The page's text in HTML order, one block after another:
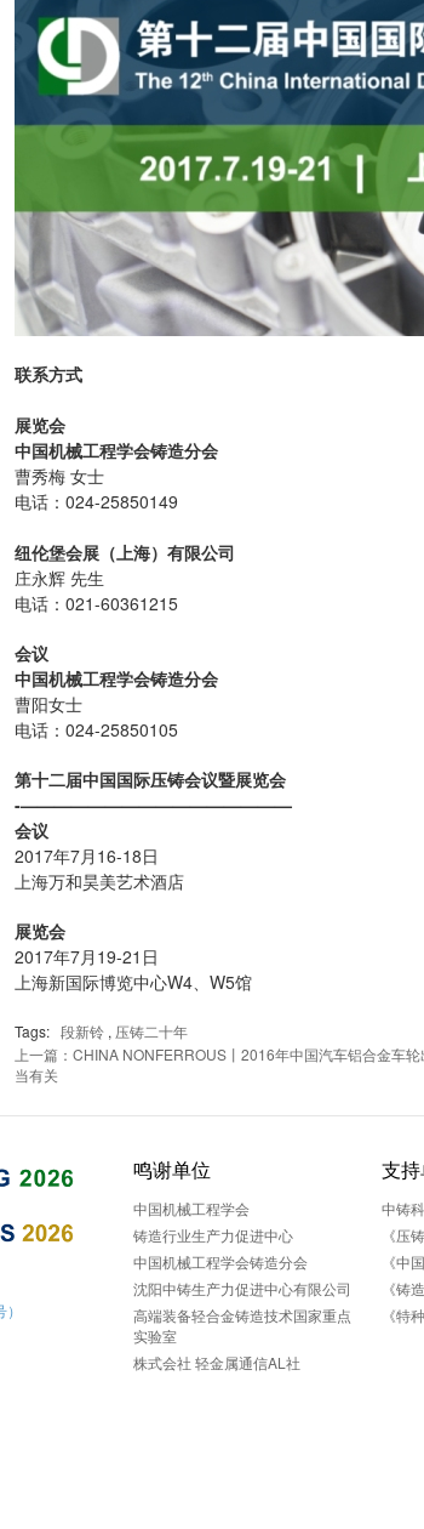
联系方式
展览会
中国机械工程学会铸造分会
曹秀梅 女士
电话：024-25850149
纽伦堡会展（上海）有限公司
庄永辉 先生
电话：021-60361215
会议
中国机械工程学会铸造分会
曹阳女士
电话：024-25850105
第十二届中国国际压铸会议暨展览会
-————————————————
会议
2017年7月16-18日
上海万和昊美艺术酒店
展览会
2017年7月19-21日
上海新国际博览中心W4、W5馆
Tags: 段新铃 , 压铸二十年
上一篇：CHINA NONFERROUS丨2016年中国汽车铝合金车
当有关
鸣谢单位
中国机械工程学会
铸造行业生产力促进中心
中国机械工程学会铸造分会
沈阳中铸生产力促进中心有限公司
高端装备轻合金铸造技术国家重点
实验室
株式会社 轻金属通信AL社
支
中铸
《压
《中
《铸
《特